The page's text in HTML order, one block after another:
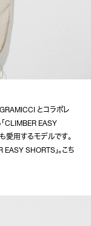
とコラボレ
CLIMBER EASY
愛用するモデルです。
SHORTS」。こち